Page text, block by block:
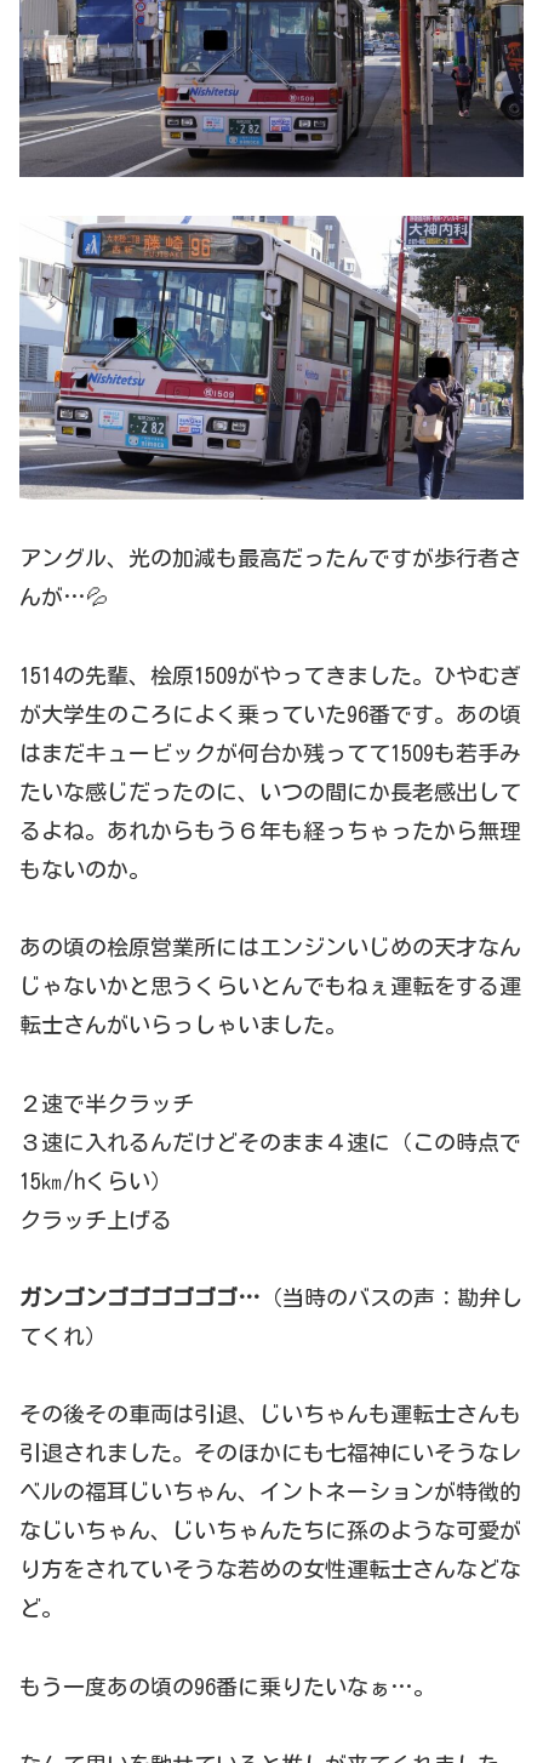
アングル、光の加減も最高だったんですが歩行者さ
んが…💦
1514の先輩、桧原1509がやってきました。ひやむぎ
が大学生のころによく乗っていた96番です。あの頃
はまだキュービックが何台か残ってて1509も若手み
たいな感じだったのに、いつの間にか長老感出して
るよね。あれからもう６年も経っちゃったから無理
もないのか。
あの頃の桧原営業所にはエンジンいじめの天才なん
じゃないかと思うくらいとんでもねぇ運転をする運
転士さんがいらっしゃいました。
２速で半クラッチ
３速に入れるんだけどそのまま４速に（この時点で
15㎞/hくらい）
クラッチ上げる
ガンゴンゴゴゴゴゴゴ… （当時のバスの声：勘弁し
てくれ）
その後その車両は引退、じいちゃんも運転士さんも
引退されました。そのほかにも七福神にいそうなレ
ベルの福耳じいちゃん、イントネーションが特徴的
なじいちゃん、じいちゃんたちに孫のような可愛が
り方をされていそうな若めの女性運転士さんなどな
ど。
もう一度あの頃の96番に乗りたいなぁ…。